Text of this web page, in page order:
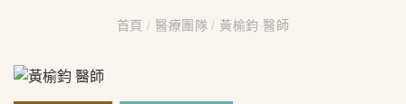
首頁/ 醫療團隊/ 黃榆鈞 醫師